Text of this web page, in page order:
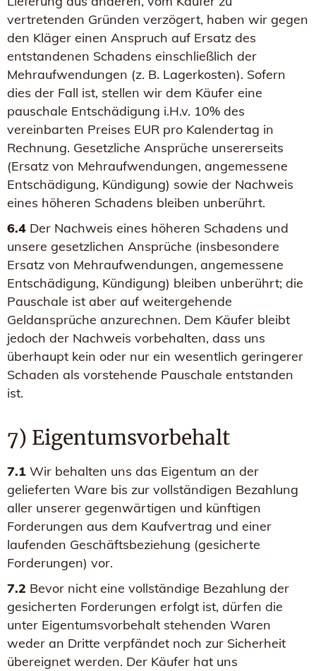
vertretenden Gründen verzögert, haben wir gegen
den Kläger einen Anspruch auf Ersatz des
entstandenen Schadens einschließlich der
Mehraufwendungen (z. B. Lagerkosten). Sofern
dies der Fall ist, stellen wir dem Käufer eine
pauschale Entschädigung i.H.v. 10% des
vereinbarten Preises EUR pro Kalendertag in
Rechnung. Gesetzliche Ansprüche unsererseits
(Ersatz von Mehraufwendungen, angemessene
Entschädigung, Kündigung) sowie der Nachweis
eines höheren Schadens bleiben unberührt.
6.4 Der Nachweis eines höheren Schadens und
unsere gesetzlichen Ansprüche (insbesondere
Ersatz von Mehraufwendungen, angemessene
Entschädigung, Kündigung) bleiben unberührt; die
Pauschale ist aber auf weitergehende
Geldansprüche anzurechnen. Dem Käufer bleibt
jedoch der Nachweis vorbehalten, dass uns
überhaupt kein oder nur ein wesentlich geringerer
Schaden als vorstehende Pauschale entstanden
ist.
7) Eigentumsvorbehalt
7.1 Wir behalten uns das Eigentum an der
gelieferten Ware bis zur vollständigen Bezahlung
aller unserer gegenwärtigen und künftigen
Forderungen aus dem Kaufvertrag und einer
laufenden Geschäftsbeziehung (gesicherte
Forderungen) vor.
7.2 Bevor nicht eine vollständige Bezahlung der
gesicherten Forderungen erfolgt ist, dürfen die
unter Eigentumsvorbehalt stehenden Waren
weder an Dritte verpfändet noch zur Sicherheit
übereignet werden. Der Käufer hat uns